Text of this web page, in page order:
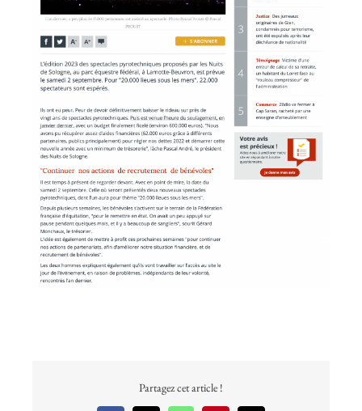
Partagez cet article !